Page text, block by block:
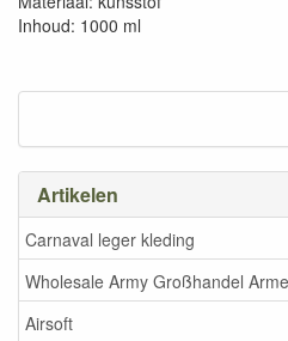
Artikelen
Carnaval leger kleding
Wholesale Army Großhandel
Airsoft
Inhoud: 1000 ml